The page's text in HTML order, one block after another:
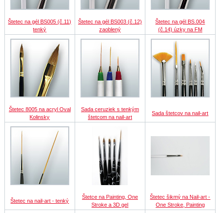
Štetec na gél BS005 (č.11)
tenký
Štetec na gél BS003 (č.12)
zaoblený
Štetec na gél BS.004
(č.14) úzky na FM
Štetec 8005 na acryl Oval
Kolinsky
Sada ceruziek s tenkým
štetcom na nail-art
Sada štetcov na nail-art
Štetec na nail-art - tenký
Štetce na Painting, One
Stroke a 3D gel
Štetec šikmý na Nail-art -
One Stroke, Painting